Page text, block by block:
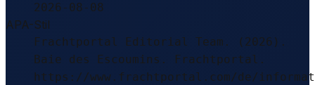
2026-08-08
APA-Stil
Frachtportal Editorial Team. (2026).
Baie des Escoumins. Frachtportal.
https://www.frachtportal.com/de/